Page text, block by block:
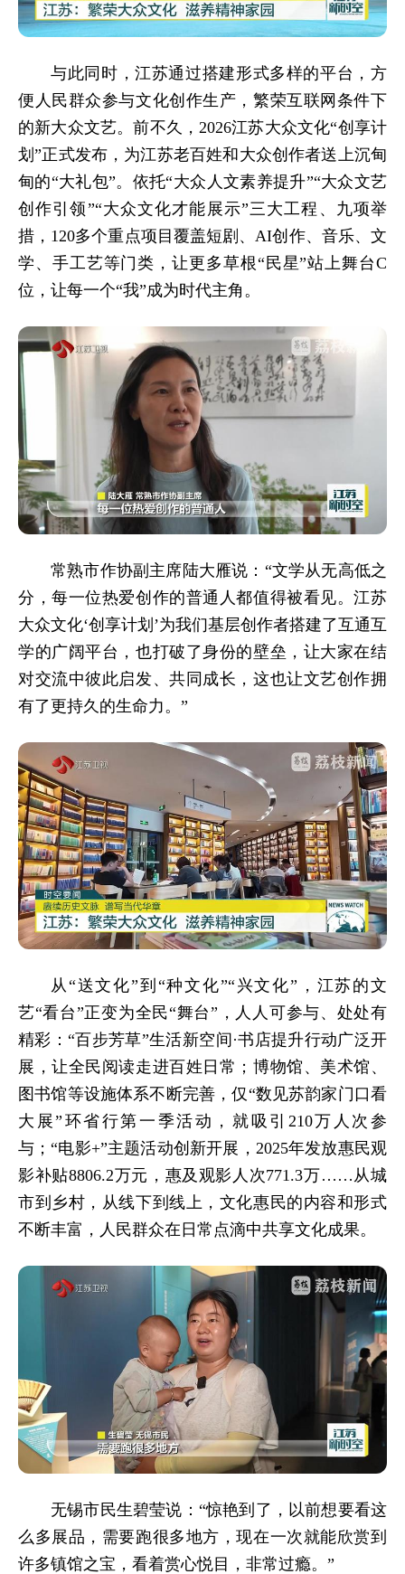
与此同时，江苏通过搭建形式多样的平台，方
便人民群众参与文化创作生产，繁荣互联网条件下
的新大众文艺。前不久，2026江苏大众文化“创享计
划”正式发布，为江苏老百姓和大众创作者送上沉甸
甸的“大礼包”。依托“大众人文素养提升”“大众文艺
创作引领”“大众文化才能展示”三大工程、九项举
措，120多个重点项目覆盖短剧、AI创作、音乐、文
学、手工艺等门类，让更多草根“民星”站上舞台C
位，让每一个“我”成为时代主角。
常熟市作协副主席陆大雁说：“文学从无高低之
分，每一位热爱创作的普通人都值得被看见。江苏
大众文化‘创享计划’为我们基层创作者搭建了互通互
学的广阔平台，也打破了身份的壁垒，让大家在结
对交流中彼此启发、共同成长，这也让文艺创作拥
有了更持久的生命力。”
从“送文化”到“种文化”“兴文化”，江苏的文
艺“看台”正变为全民“舞台”，人人可参与、处处有
精彩：“百步芳草”生活新空间·书店提升行动广泛开
展，让全民阅读走进百姓日常；博物馆、美术馆、
图书馆等设施体系不断完善，仅“数见苏韵家门口看
大展”环省行第一季活动，就吸引210万人次参
与；“电影+”主题活动创新开展，2025年发放惠民观
影补贴8806.2万元，惠及观影人次771.3万……从城
市到乡村，从线下到线上，文化惠民的内容和形式
不断丰富，人民群众在日常点滴中共享文化成果。
无锡市民生碧莹说：“惊艳到了，以前想要看这
么多展品，需要跑很多地方，现在一次就能欣赏到
许多镇馆之宝，看着赏心悦目，非常过瘾。”